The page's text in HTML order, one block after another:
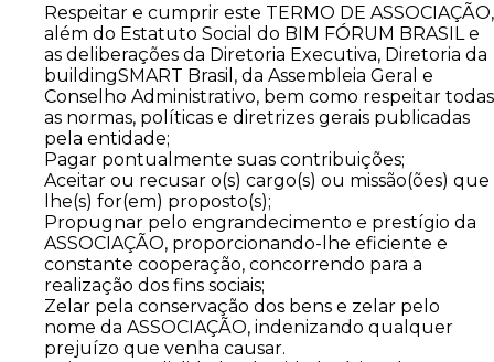
Respeitar e cumprir este TERMO DE ASSOCIAÇÃO,
além do Estatuto Social do BIM FÓRUM BRASIL e
as deliberações da Diretoria Executiva, Diretoria da
buildingSMART Brasil, da Assembleia Geral e
Conselho Administrativo, bem como respeitar todas
as normas, políticas e diretrizes gerais publicadas
pela entidade;
Pagar pontualmente suas contribuições;
Aceitar ou recusar o(s) cargo(s) ou missão(ões) que
lhe(s) for(em) proposto(s);
Propugnar pelo engrandecimento e prestígio da
ASSOCIAÇÃO, proporcionando-lhe eficiente e
constante cooperação, concorrendo para a
realização dos fins sociais;
Zelar pela conservação dos bens e zelar pelo
nome da ASSOCIAÇÃO, indenizando qualquer
prejuízo que venha causar.